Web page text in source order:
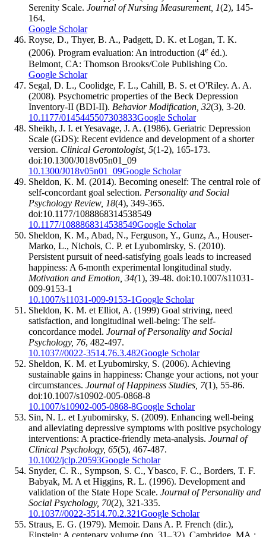
Serenity Scale. Journal of Nursing Measurement, 1(2), 145-
164.
Google Scholar
Royse, D., Thyer, B. A., Padgett, D. K. et Logan, T. K.
(2006). Program evaluation: An introduction (4e éd.).
Belmont, CA: Thomson Brooks/Cole Publishing Co.
Google Scholar
Segal, D. L., Coolidge, F. L., Cahill, B. S. et O'Riley. A. A.
(2008). Psychometric properties of the Beck Depression
Inventory-II (BDI-II). Behavior Modification, 32(3), 3-20.
10.1177/0145445507303833Google Scholar
Sheikh, J. I. et Yesavage, J. A. (1986). Geriatric Depression
Scale (GDS): Recent evidence and development of a shorter
version. Clinical Gerontologist, 5(1-2), 165-173.
doi:10.1300/J018v05n01_09
10.1300/J018v05n01_09Google Scholar
Sheldon, K. M. (2014). Becoming oneself: The central role of
self-concordant goal selection. Personality and Social
Psychology Review, 18(4), 349-365.
doi:10.1177/1088868314538549
10.1177/1088868314538549Google Scholar
Sheldon, K. M., Abad, N., Ferguson, Y., Gunz, A., Houser-
Marko, L., Nichols, C. P. et Lyubomirsky, S. (2010).
Persistent pursuit of need-satisfying goals leads to increased
happiness: A 6-month experimental longitudinal study.
Motivation and Emotion, 34(1), 39-48. doi:10.1007/s11031-
009-9153-1
10.1007/s11031-009-9153-1Google Scholar
Sheldon, K. M. et Elliot, A. (1999) Goal striving, need
satisfaction, and longitudinal well-being: The self-
concordance model. Journal of Personality and Social
Psychology, 76, 482-497.
10.1037//0022-3514.76.3.482Google Scholar
Sheldon, K. M. et Lyubomirsky, S. (2006). Achieving
sustainable gains in happiness: Change your actions, not your
circumstances. Journal of Happiness Studies, 7(1), 55-86.
doi:10.1007/s10902-005-0868-8
10.1007/s10902-005-0868-8Google Scholar
Sin, N. L. et Lyubomirsky, S. (2009). Enhancing well-being
and alleviating depressive symptoms with positive psychology
interventions: A practice-friendly meta-analysis. Journal of
Clinical Psychology, 65(5), 467-487.
10.1002/jclp.20593Google Scholar
Snyder, C. R., Sympson, S. C., Ybasco, F. C., Borders, T. F.
Babyak, M. A et Higgins, R. L. (1996). Development and
validation of the State Hope Scale. Journal of Personality and
Social Psychology, 70(2), 321-335.
10.1037//0022-3514.70.2.321Google Scholar
Straus, E. G. (1979). Memoir. Dans A. P. French (dir.),
Einstein: A centenary volume (pp. 31–32). Cambridge, MA :